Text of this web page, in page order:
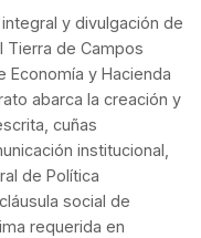
y divulgación de
Tierra de Campos
Economía y Hacienda
abarca la creación y
cuñas
institucional,
de Política
social de
requerida en